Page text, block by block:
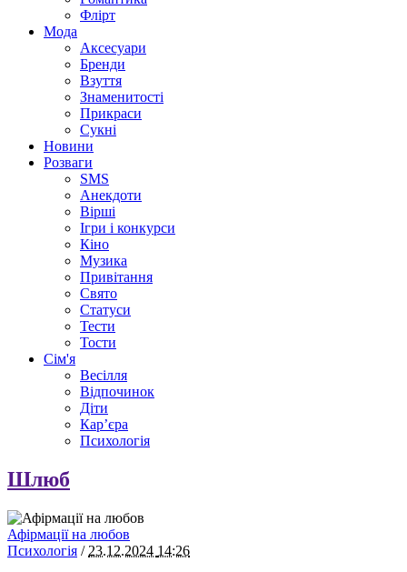
Флірт
Мода
Аксесуари
Бренди
Взуття
Знаменитості
Прикраси
Сукні
Новини
Розваги
SMS
Анекдоти
Вірші
Ігри і конкурси
Кіно
Музика
Привітання
Свято
Статуси
Тести
Тости
Сім'я
Весілля
Відпочинок
Діти
Кар’єра
Психологія
Шлюб
Афірмації на любов
Психологія / 23.12.2024 14:26